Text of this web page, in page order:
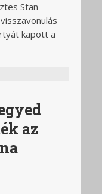
Stan
kapott a
az